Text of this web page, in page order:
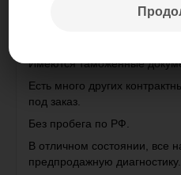
Устанавливается на toyota
Имеются таможенные
Есть много других
под заказ.
Без пробега по РФ.
В отличном состоянии, все
предпродажную диагностику.